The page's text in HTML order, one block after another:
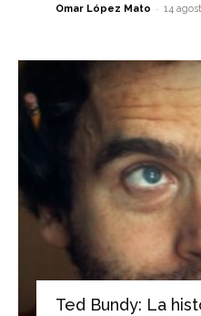
Omar López Mato - 14
Ted Bundy: La